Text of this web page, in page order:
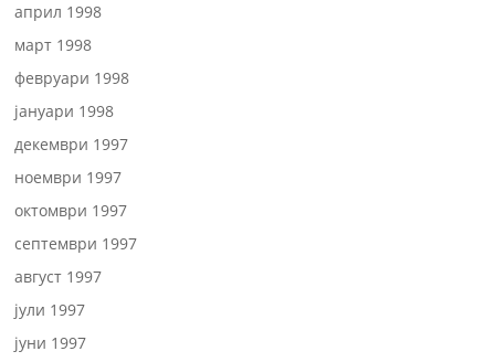
април 1998
март 1998
февруари 1998
јануари 1998
декември 1997
ноември 1997
октомври 1997
септември 1997
август 1997
јули 1997
јуни 1997